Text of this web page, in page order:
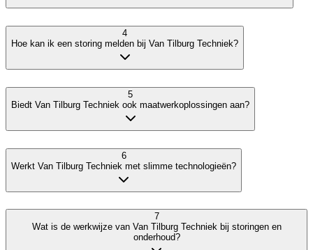
4
Hoe kan ik een storing melden bij Van Tilburg Techniek?
5
Biedt Van Tilburg Techniek ook maatwerkoplossingen aan?
6
Werkt Van Tilburg Techniek met slimme technologieën?
7
Wat is de werkwijze van Van Tilburg Techniek bij storingen en
onderhoud?